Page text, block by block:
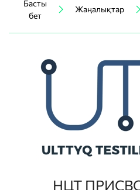
Басты
бет
Жаңалықтар
НЦТ